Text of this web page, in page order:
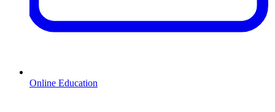
Online Education